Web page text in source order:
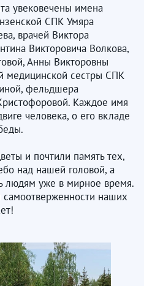
увековечены имена
СПК Умяра
врачей Виктора
Викторовича Волкова,
Анны Викторовны
медицинской сестры СПК
фельдшера
Каждое имя
человека, о его вкладе
и почтили память тех,
над нашей головой, а
людям уже в мирное время.
самоотверженности наших